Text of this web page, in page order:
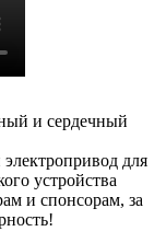
и сердечный
для
устройства
и спонсорам, за